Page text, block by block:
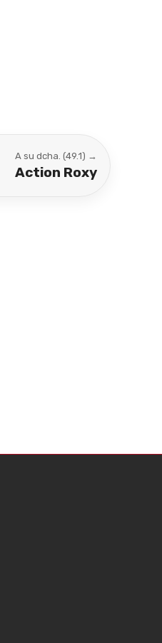
A su dcha. (49.1) →
Action Roxy